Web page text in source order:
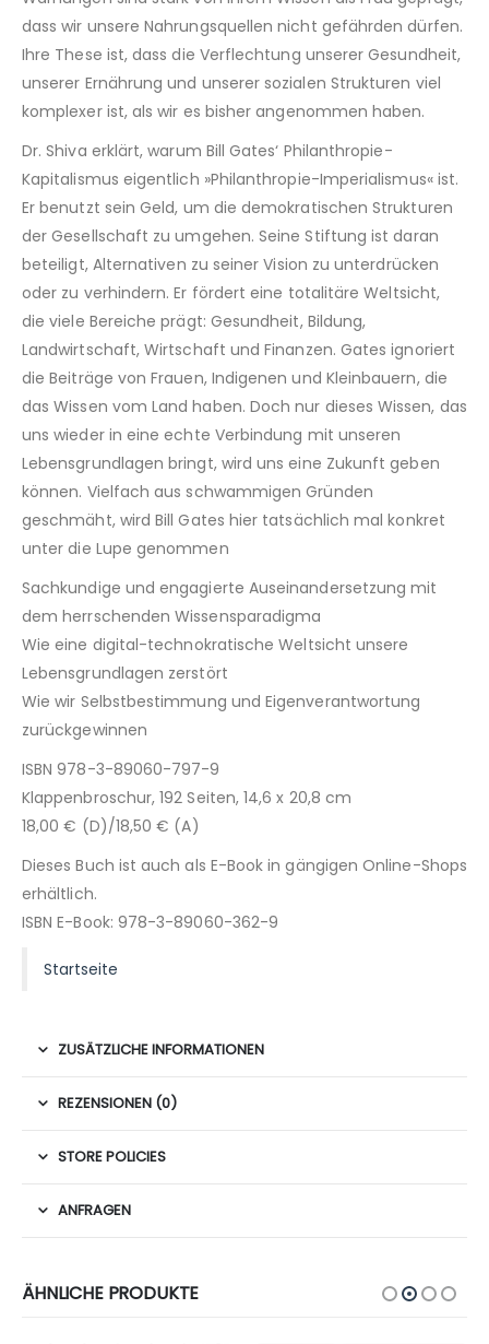
dass wir unsere Nahrungsquellen nicht gefährden dürfen.
Ihre These ist, dass die Verflechtung unserer Gesundheit,
unserer Ernährung und unserer sozialen Strukturen viel
komplexer ist, als wir es bisher angenommen haben.
Dr. Shiva erklärt, warum Bill Gates‘ Philanthropie-
Kapitalismus eigentlich »Philanthropie-Imperialismus« ist.
Er benutzt sein Geld, um die demokratischen Strukturen
der Gesellschaft zu umgehen. Seine Stiftung ist daran
beteiligt, Alternativen zu seiner Vision zu unterdrücken
oder zu verhindern. Er fördert eine totalitäre Weltsicht,
die viele Bereiche prägt: Gesundheit, Bildung,
Landwirtschaft, Wirtschaft und Finanzen. Gates ignoriert
die Beiträge von Frauen, Indigenen und Kleinbauern, die
das Wissen vom Land haben. Doch nur dieses Wissen, das
uns wieder in eine echte Verbindung mit unseren
Lebensgrundlagen bringt, wird uns eine Zukunft geben
können. Vielfach aus schwammigen Gründen
geschmäht, wird Bill Gates hier tatsächlich mal konkret
unter die Lupe genommen
Sachkundige und engagierte Auseinandersetzung mit
dem herrschenden Wissensparadigma
Wie eine digital-technokratische Weltsicht unsere
Lebensgrundlagen zerstört
Wie wir Selbstbestimmung und Eigenverantwortung
zurückgewinnen
ISBN 978-3-89060-797-9
Klappenbroschur, 192 Seiten, 14,6 x 20,8 cm
18,00 € (D)/18,50 € (A)
Dieses Buch ist auch als E-Book in gängigen Online-Shops
erhältlich.
ISBN E-Book: 978-3-89060-362-9
Startseite
ZUSÄTZLICHE INFORMATIONEN
REZENSIONEN (0)
STORE POLICIES
ANFRAGEN
ÄHNLICHE PRODUKTE